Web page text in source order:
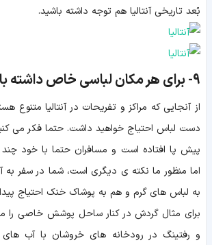
بُعد تاریخی آنتالیا هم توجه داشته باشید.
9- برای هر مکان لباسی خاص داشته
از آنجایی که مراکز و تفریحات در آنتالیا متنوع
دست لباس احتیاج خواهید داشت. حتما فکر می
پیش پا افتاده است و مسافران حتما با خود
اما منظور ما نکته ی دیگری است، شما در سفر به
به لباس های گرم و هم به پوشاک خنک احتیاج پیدا
برای مثال گردش در کنار ساحل پوشش خاصی را
و رفتینگ در رودخانه های خروشان با آب های